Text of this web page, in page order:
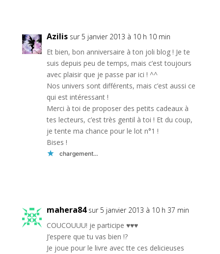
Azilis sur 5 janvier 2013 à 10 h 10 min
Et bien, bon anniversaire à ton joli blog ! Je te
suis depuis peu de temps, mais c’est toujours
avec plaisir que je passe par ici ! ^^
Nos univers sont différents, mais c’est aussi ce
qui est intéressant !
Merci à toi de proposer des petits cadeaux à
tes lecteurs, c’est très gentil à toi ! Et du coup,
je tente ma chance pour le lot n°1 !
Bises !
chargement…
mahera84 sur 5 janvier 2013 à 10 h 37 min
COUCOUUU! je participe ♥♥♥
J’espere que tu vas bien !?
Je joue pour le livre avec tte ces delicieuses